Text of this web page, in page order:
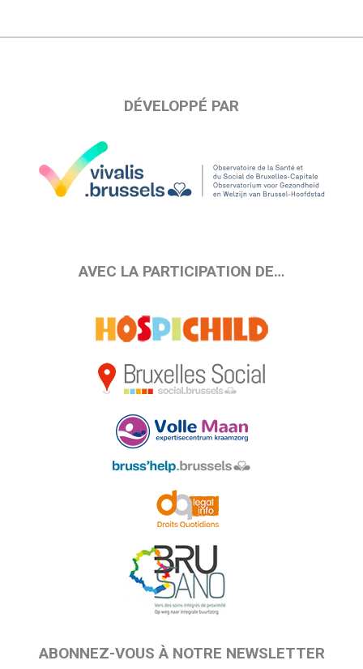
DÉVELOPPÉ PAR
AVEC LA PARTICIPATION DE…
ABONNEZ-VOUS À NOTRE NEWSLETTER